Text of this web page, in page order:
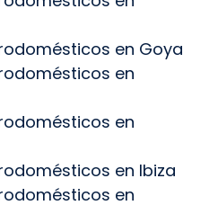
en Goya
en
en
en Ibiza
en